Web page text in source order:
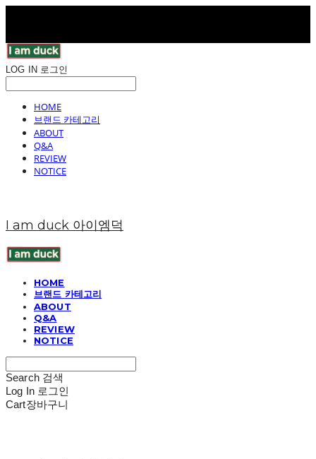
LOG IN 로그인
HOME
브랜드 카테고리
ABOUT
Q&A
REVIEW
NOTICE
I am duck 아이엠덕
HOME
브랜드 카테고리
ABOUT
Q&A
REVIEW
NOTICE
Search 검색
Log In 로그인
Cart장바구니